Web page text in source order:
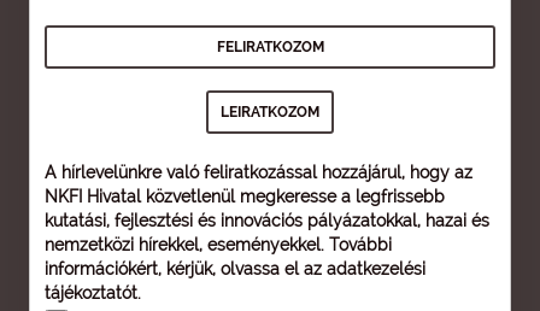
A hírlevelünkre való feliratkozással hozzájárul, hogy az
NKFI Hivatal közvetlenül megkeresse a legfrissebb
kutatási, fejlesztési és innovációs pályázatokkal, hazai és
nemzetközi hírekkel, eseményekkel. További
információkért, kérjük, olvassa el az adatkezelési
tájékoztatót.